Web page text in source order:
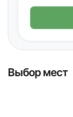
Выбор мест